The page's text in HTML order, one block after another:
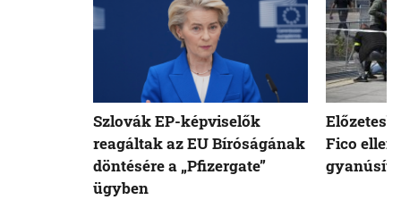
Szlovák EP-képviselők
reagáltak az EU Bíróságának
döntésére a „Pfizergate”
ügyben
Fico